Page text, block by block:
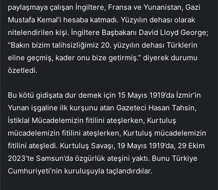
paylaşmaya çalışan İngiltere, Fransa ve Yunanistan, Gazi
Mustafa Kemal’i hesaba katmadı. Yüzyılın dehası olarak
nitelendirilen kişi. İngiltere Başbakanı David Lloyd George;
“Bakın bizim talihsizliğimiz 20. yüzyılın dehası Türklerin
eline geçmiş, kader onu bize getirmiş.” diyerek durumu
özetledi.
Bu kötü gidişata dur demek için 15 Mayıs 1919’da İzmir’in
Yunan işgaline ilk kurşunu atan Gazeteci Hasan Tahsin,
İstiklal Mücadelemizin fitilini ateşlerken, Kurtuluş
mücadelemizin fitilini ateşlerken, Kurtuluş mücadelemizin
fitilini ateşledi. Kurtuluş Savaşı, 19 Mayıs 1919’da, 29 Ekim
2023’te Samsun’da özgürlük ateşini yaktı. Bunu Türkiye
Cumhuriyeti’nin kuruluşuyla taçlandırdılar.